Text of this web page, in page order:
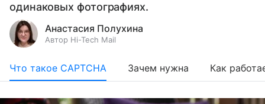
одинаковых фотографиях.
Анастасия Полухина
Автор Hi-Tech Mail
Что такое CAPTCHA Зачем нужна Как